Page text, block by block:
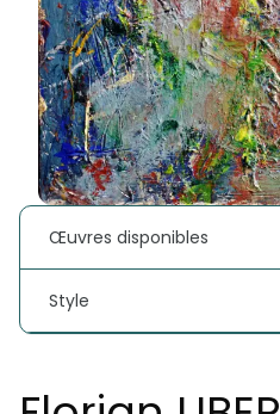
Œuvres disponibles
Style